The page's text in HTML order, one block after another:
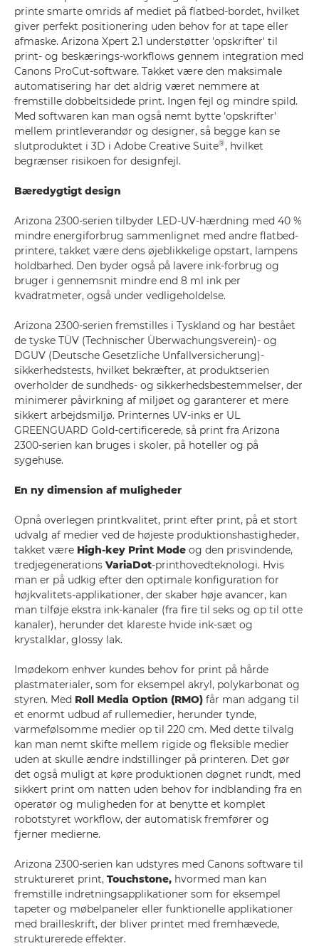
printe smarte omrids af mediet på flatbed-bordet, hvilket
giver perfekt positionering uden behov for at tape eller
afmaske. Arizona Xpert 2.1 understøtter 'opskrifter' til
print- og beskærings-workflows gennem integration med
Canons ProCut-software. Takket være den maksimale
automatisering har det aldrig været nemmere at
fremstille dobbeltsidede print. Ingen fejl og mindre spild.
Med softwaren kan man også nemt bytte 'opskrifter'
mellem printleverandør og designer, så begge kan se
slutproduktet i 3D i Adobe Creative Suite®, hvilket
begrænser risikoen for designfejl.
Bæredygtigt design
Arizona 2300-serien tilbyder LED-UV-hærdning med 40 %
mindre energiforbrug sammenlignet med andre flatbed-
printere, takket være dens øjeblikkelige opstart, lampens
holdbarhed. Den byder også på lavere ink-forbrug og
bruger i gennemsnit mindre end 8 ml ink per
kvadratmeter, også under vedligeholdelse.
Arizona 2300-serien fremstilles i Tyskland og har bestået
de tyske TÜV (Technischer Überwachungsverein)- og
DGUV (Deutsche Gesetzliche Unfallversicherung)-
sikkerhedstests, hvilket bekræfter, at produktserien
overholder de sundheds- og sikkerhedsbestemmelser, der
minimerer påvirkning af miljøet og garanterer et mere
sikkert arbejdsmiljø. Printernes UV-inks er UL
GREENGUARD Gold-certificerede, så print fra Arizona
2300-serien kan bruges i skoler, på hoteller og på
sygehuse.
En ny dimension af muligheder
Opnå overlegen printkvalitet, print efter print, på et stort
udvalg af medier ved de højeste produktionshastigheder,
takket være High-key Print Mode og den prisvindende,
tredjegenerations VariaDot-printhovedteknologi. Hvis
man er på udkig efter den optimale konfiguration for
højkvalitets-applikationer, der skaber høje avancer, kan
man tilføje ekstra ink-kanaler (fra fire til seks og op til otte
kanaler), herunder det klareste hvide ink-sæt og
krystalklar, glossy lak.
Imødekom enhver kundes behov for print på hårde
plastmaterialer, som for eksempel akryl, polykarbonat og
styren. Med Roll Media Option (RMO) får man adgang til
et enormt udbud af rullemedier, herunder tynde,
varmefølsomme medier op til 220 cm. Med dette tilvalg
kan man nemt skifte mellem rigide og fleksible medier
uden at skulle ændre indstillinger på printeren. Det gør
det også muligt at køre produktionen døgnet rundt, med
sikkert print om natten uden behov for indblanding fra en
operatør og muligheden for at benytte et komplet
robotstyret workflow, der automatisk fremfører og
fjerner medierne.
Arizona 2300-serien kan udstyres med Canons software til
struktureret print, Touchstone, hvormed man kan
fremstille indretningsapplikationer som for eksempel
tapeter og møbelpaneler eller funktionelle applikationer
med brailleskrift, der bliver printet med fremhævede,
strukturerede effekter.